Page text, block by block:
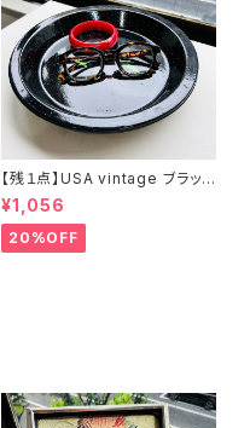
【残１点】USA vintage ブラック
琺瑯プレート
¥1,056
20%OFF